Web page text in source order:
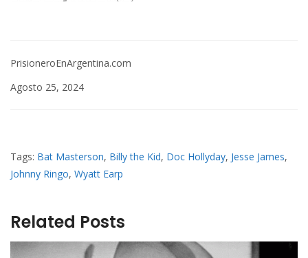
PrisioneroEnArgentina.com
Agosto 25, 2024
Tags: Bat Masterson, Billy the Kid, Doc Hollyday, Jesse James,
Johnny Ringo, Wyatt Earp
Related Posts